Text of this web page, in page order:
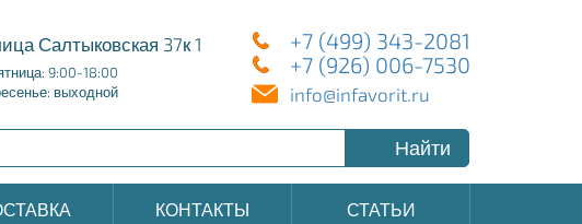
Салтыковская 37к 1
9:00-18:00
выходной
+7 (499) 343-2081
+7 (926) 006-7530
info@infavorit.ru
Найти
КОНТАКТЫ СТАТЬИ